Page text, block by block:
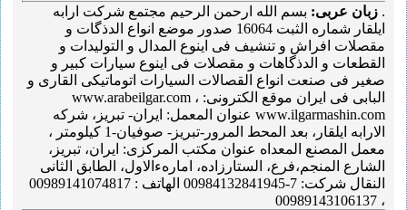
.زبان عربی: بسم الله ارحمن الرحیم مجتمع شرکت ارابه
ایلقار شماره الثبت 16064 صدور موضع انواع الدذگات و
مقصلات افراش و تنشیف فی اینوع المدال و التولیدات و
القطعات و الدذگاهات و مقصلات فی اینوع سیارات کبیر و
صغیر فی صنعت انواع القصالات السیارات اتوماتیکی القاری و
البابی فی ایران موقع الکترونی: www.arabeilgar.com ،
www.ilgarmashin.com عنوان المعمل: ایران- تبریز، شرکه
الارابه ایلقار، بعد المحط المرور-تبریز- صوفیان-1 کیلومتر ،
معمل المصنع المعداه عنوان مکتب المرکزی: ایران، تبریز،
الشارع المنجم،فرع، الستارزاده، امارهءالاول، الطابق الثانی
النقال شرکت: 7-00984132841945 الهاتف : 00989141074817
، 00989143106137